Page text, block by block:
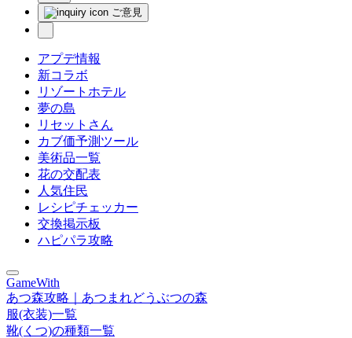
ご意見
アプデ情報
新コラボ
リゾートホテル
夢の島
リセットさん
カブ価予測ツール
美術品一覧
花の交配表
人気住民
レシピチェッカー
交換掲示板
ハピパラ攻略
GameWith
あつ森攻略｜あつまれどうぶつの森
服(衣装)一覧
靴(くつ)の種類一覧